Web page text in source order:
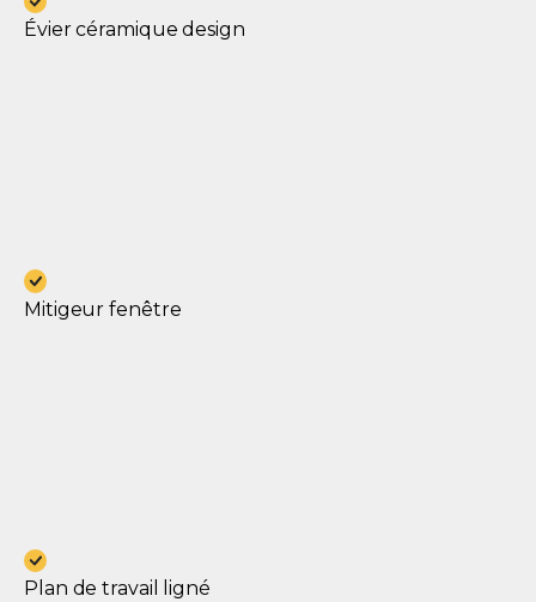
Évier céramique design
Mitigeur fenêtre
Plan de travail ligné